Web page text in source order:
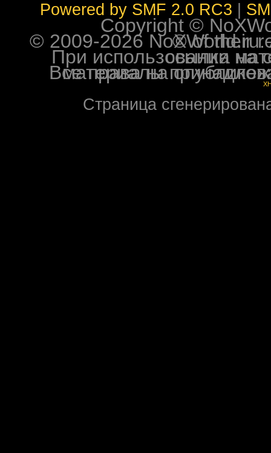
Powered by SMF 2.0 RC3
Copyright ©
© 2009-2026 NoXWorld.ru. All
При использовании
Все права на опубликованные на форуме
Страница